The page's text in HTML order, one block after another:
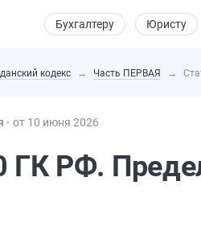
Бухгалтеру Юристу
кодекс Часть ПЕРВАЯ
⸱ от 10 июня 2026
ГК РФ.